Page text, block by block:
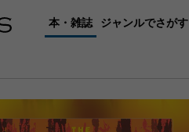
本・雑誌 ジャンルでさがす